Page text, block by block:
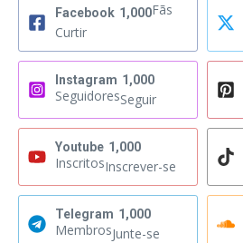
Facebook 1,000Fãs
Curtir
Instagram 1,000
SeguidoresSeguir
Youtube 1,000
InscritosInscrever-se
Telegram 1,000
MembrosJunte-se